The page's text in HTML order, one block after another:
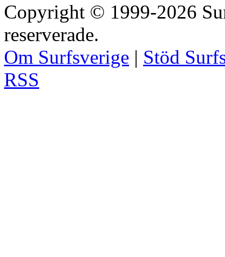
Copyright © 1999-2026
reserverade.
Om Surfsverige | Stöd
RSS